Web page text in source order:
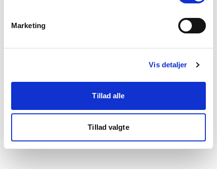
Marketing
Vis detaljer
Tillad alle
Tillad valgte